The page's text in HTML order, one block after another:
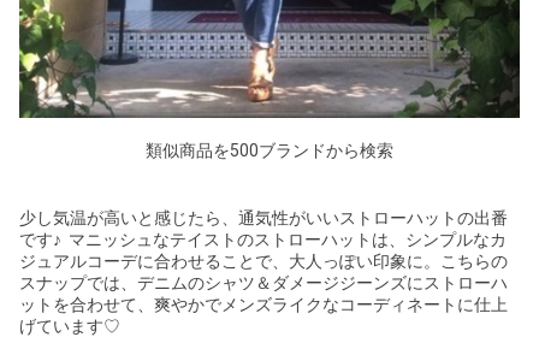
類似商品を500ブランドから検索
少し気温が高いと感じたら、通気性がいいストローハットの出番
です♪ マニッシュなテイストのストローハットは、シンプルなカ
ジュアルコーデに合わせることで、大人っぽい印象に。こちらの
スナップでは、デニムのシャツ＆ダメージジーンズにストローハ
ットを合わせて、爽やかでメンズライクなコーディネートに仕上
げています♡